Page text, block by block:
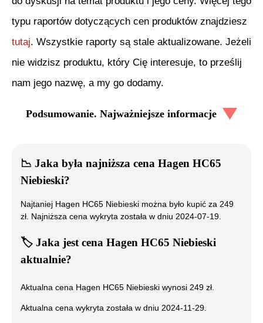
typu raportów dotyczących cen produktów znajdziesz
tutaj. Wszystkie raporty są stale aktualizowane. Jeżeli
nie widzisz produktu, który Cię interesuje, to prześlij
nam jego nazwę, a my go dodamy.
Podsumowanie. Najważniejsze informacje
📉 Jaka była najniższa cena Hagen HC65
Niebieski?
Najtaniej Hagen HC65 Niebieski można było kupić za 249
zł. Najniższa cena wykryta została w dniu 2024-07-19
🏷️ Jaka jest cena Hagen HC65 Niebieski
aktualnie?
Aktualna cena Hagen HC65 Niebieski wynosi 249 zł.
Aktualna cena wykryta została w dniu 2024-11-29